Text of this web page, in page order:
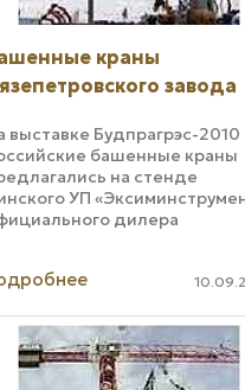
краны
завода
выставке Будпрагрэс-2010
башенные краны
на стенде
УП
дилера
очередь, является